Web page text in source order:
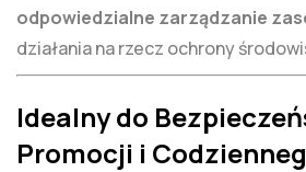
odpowiedzialne zarządzanie
działania na rzecz ochrony
Idealny do
Promocji i